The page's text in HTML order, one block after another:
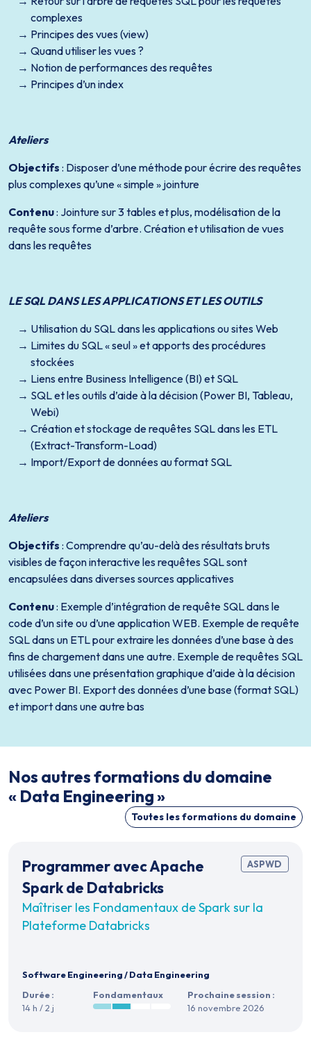
complexes
Principes des vues (view)
Quand utiliser les vues ?
Notion de performances des requêtes
Principes d’un index
Ateliers
Objectifs : Disposer d’une méthode pour écrire des requêtes
plus complexes qu’une « simple » jointure
Contenu: Jointure sur 3 tables et plus, modélisation de la
requête sous forme d’arbre. Création et utilisation de vues
dans les requêtes
LE SQL DANS LES APPLICATIONS ET LES OUTILS
Utilisation du SQL dans les applications ou sites Web
Limites du SQL « seul » et apports des procédures
stockées
Liens entre Business Intelligence (BI) et SQL
SQL et les outils d’aide à la décision (Power BI, Tableau,
Webi)
Création et stockage de requêtes SQL dans les ETL
(Extract-Transform-Load)
Import/Export de données au format SQL
Ateliers
Objectifs : Comprendre qu’au-delà des résultats bruts
visibles de façon interactive les requêtes SQL sont
encapsulées dans diverses sources applicatives
Contenu: Exemple d’intégration de requête SQL dans le
code d’un site ou d’une application WEB. Exemple de requête
SQL dans un ETL pour extraire les données d’une base à des
fins de chargement dans une autre. Exemple de requêtes SQL
utilisées dans une présentation graphique d’aide à la décision
avec Power BI. Export des données d’une base (format SQL)
et import dans une autre bas
Nos autres formations du domaine
« Data Engineering »
Toutes les formations du domaine
ASPWD
Programmer avec Apache
Spark de Databricks
Maîtriser les Fondamentaux de Spark sur la
Plateforme Databricks
Software Engineering/Data Engineering
Durée :
14 h / 2 j
Fondamentaux
Prochaine session :
16 novembre 2026